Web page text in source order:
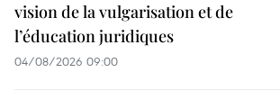
vision de la vulgarisation et de
l’éducation juridiques
04/08/2026 09:00